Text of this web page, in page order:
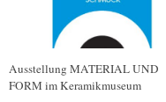
Ausstellung MATERIAL UND
FORM im Keramikmuseum